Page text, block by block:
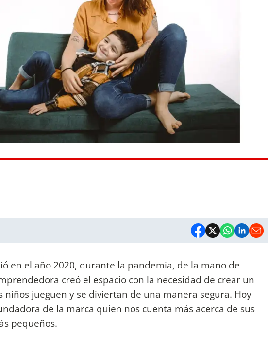
en el año 2020, durante la pandemia, de la mano de
creó el espacio con la necesidad de crear un
niños jueguen y se diviertan de una manera segura. Hoy
de la marca quien nos cuenta más acerca de sus
pequeños.